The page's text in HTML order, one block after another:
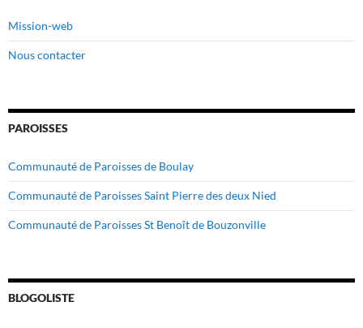
Mission-web
Nous contacter
PAROISSES
Communauté de Paroisses de Boulay
Communauté de Paroisses Saint Pierre des deux Nied
Communauté de Paroisses St Benoît de Bouzonville
BLOGOLISTE